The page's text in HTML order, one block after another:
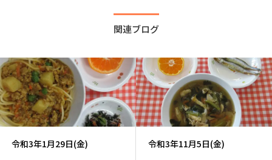
関連ブログ
令和3年1月29日(金) 令和3年11月5日(金)